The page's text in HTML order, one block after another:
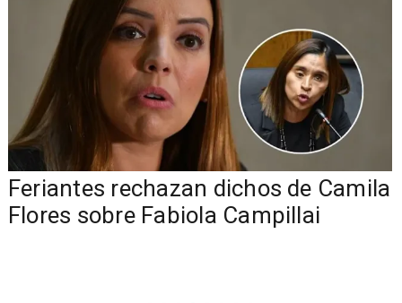
Feriantes rechazan dichos de Camila
Flores sobre Fabiola Campillai